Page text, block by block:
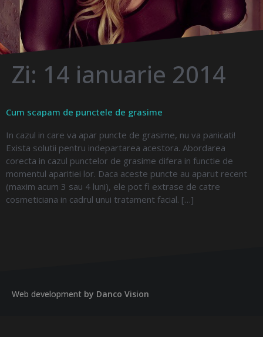
Zi: 14 ianuarie 2014
Cum scapam de punctele de grasime
In cazul in care va apar puncte de grasime, nu va panicati!
Exista solutii pentru indepartarea acestora. Abordarea
corecta in cazul punctelor de grasime difera in functie de
momentul aparitiei lor. Daca aceste puncte au aparut recent
(maxim acum 3 sau 4 luni), ele pot fi extrase de catre
cosmeticiana in cadrul unui tratament facial. […]
Web development by Danco Vision